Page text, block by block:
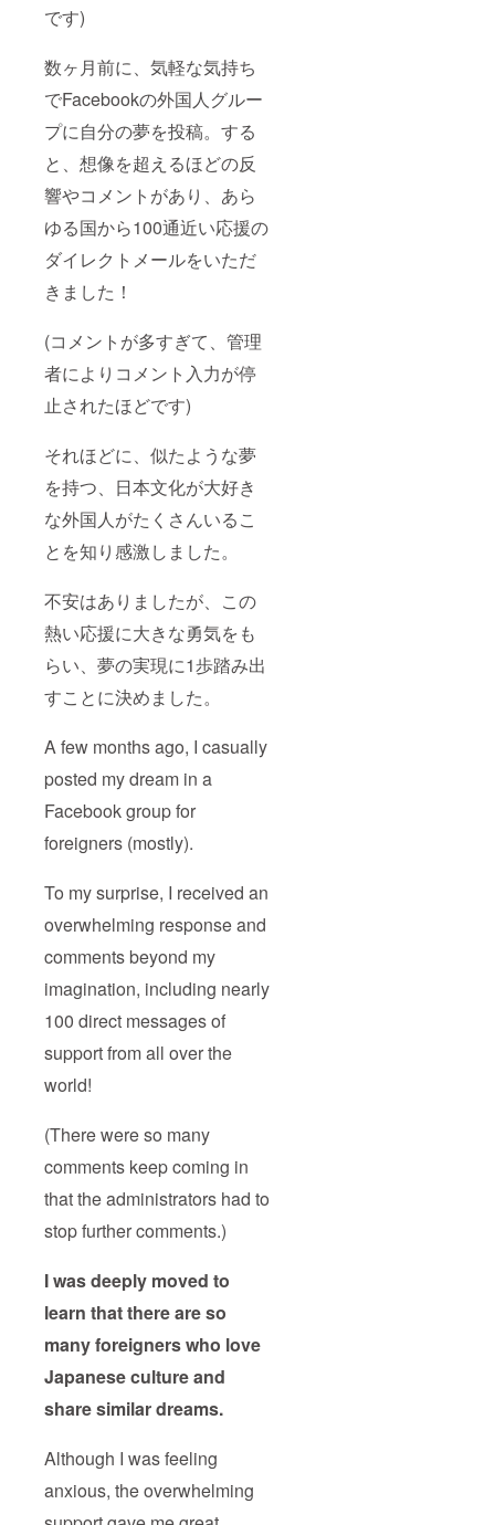
です)
数ヶ月前に、気軽な気持ち
でFacebookの外国人グルー
プに自分の夢を投稿。する
と、想像を超えるほどの反
響やコメントがあり、あら
ゆる国から100通近い応援の
ダイレクトメールをいただ
きました！
(コメントが多すぎて、管理
者によりコメント入力が停
止されたほどです)
それほどに、似たような夢
を持つ、日本文化が大好き
な外国人がたくさんいるこ
とを知り感激しました。
不安はありましたが、この
熱い応援に大きな勇気をも
らい、夢の実現に1歩踏み出
すことに決めました。
A few months ago, I casually
posted my dream in a
Facebook group for
foreigners (mostly).
To my surprise, I received an
overwhelming response and
comments beyond my
imagination, including nearly
100 direct messages of
support from all over the
world!
(There were so many
comments keep coming in
that the administrators had to
stop further comments.)
I was deeply moved to
learn that there are so
many foreigners who love
Japanese culture and
share similar dreams.
Although I was feeling
anxious, the overwhelming